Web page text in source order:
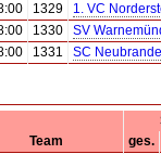
1329
1. VC
1330
SV
1331 SC
Team
ges.